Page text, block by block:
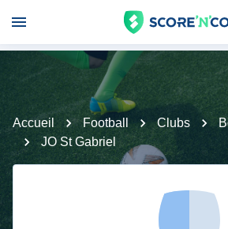
Accueil Football Clubs
JO St Gabriel